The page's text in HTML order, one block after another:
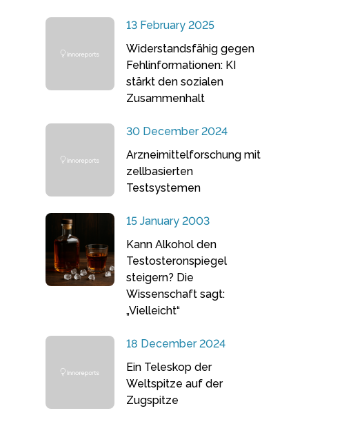
13 February 2025
Widerstandsfähig gegen
Fehlinformationen: KI
stärkt den sozialen
Zusammenhalt
30 December 2024
Arzneimittelforschung mit
zellbasierten
Testsystemen
15 January 2003
Kann Alkohol den
Testosteronspiegel
steigern? Die
Wissenschaft sagt:
„Vielleicht“
18 December 2024
Ein Teleskop der
Weltspitze auf der
Zugspitze